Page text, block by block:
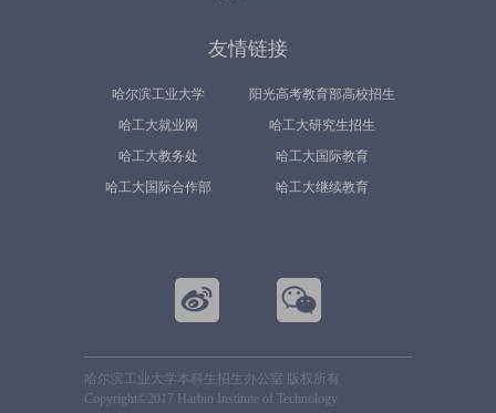
友情链接
哈尔滨工业大学 阳光高考教育部高校招生
平台
哈工大就业网
哈工大研究生招生
哈工大教务处
哈工大国际教育
哈工大国际合作部
哈工大继续教育
哈尔滨工业大学本科生招生办公室 版权所有
Copyright©2017 Harbin Institute of Technology